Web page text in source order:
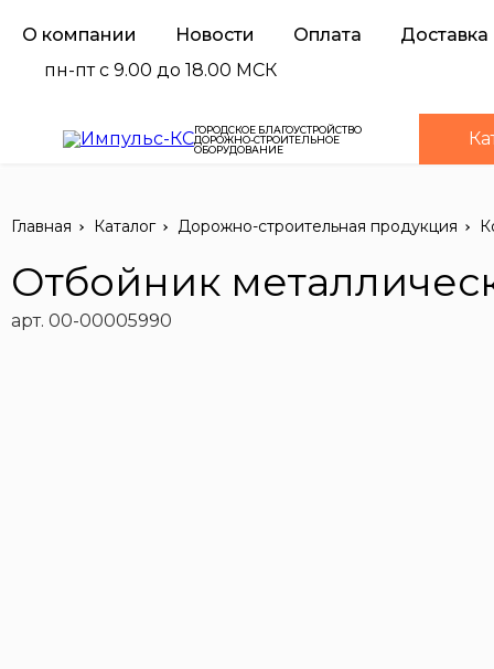
О компании Новости Оплата
Доставка
пн-пт с 9.00 до 18.00 МСК
ГОРОДСКОЕ БЛАГОУСТРОЙСТВО
ДОРОЖНО-СТРОИТЕЛЬНОЕ
ОБОРУДОВАНИЕ
Главная Каталог Дорожно-строительная продукция
Отбойник
арт. 00-00005990